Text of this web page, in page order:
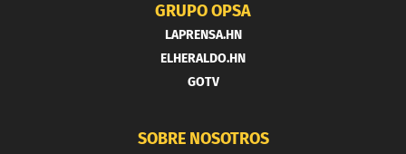
GRUPO OPSA
LAPRENSA.HN
ELHERALDO.HN
GOTV
SOBRE NOSOTROS